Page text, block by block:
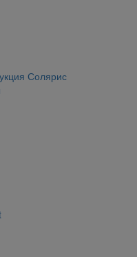
Солярис